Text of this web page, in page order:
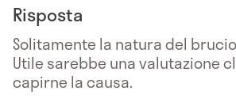
Risposta
Solitamente la natura del
Utile sarebbe una valutazione
capirne la causa.